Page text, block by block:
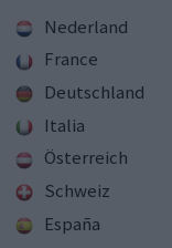
Nederland
France
Deutschland
Italia
Österreich
Schweiz
España